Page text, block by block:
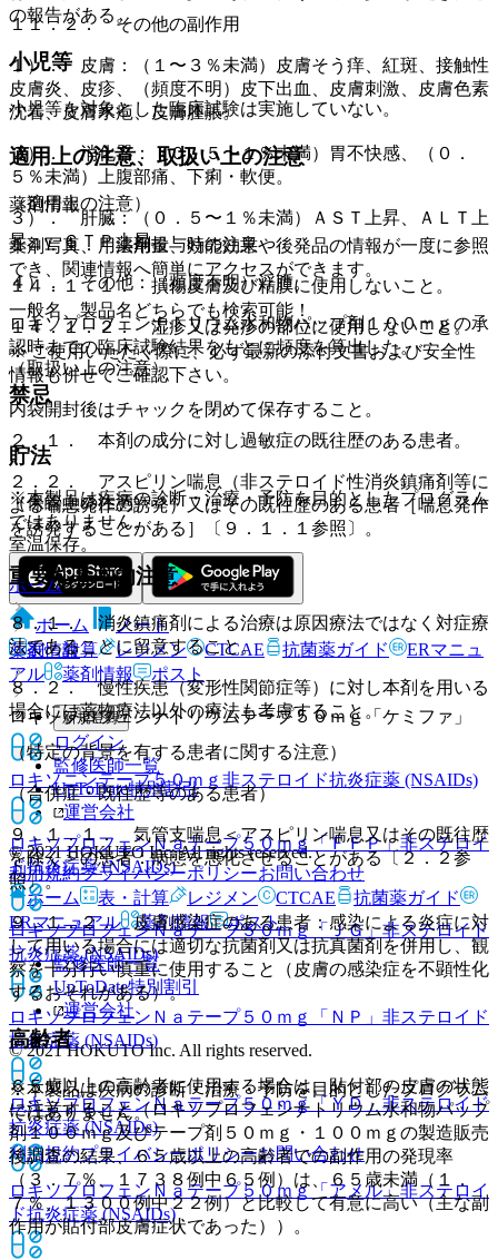
の報告がある。
小児等
小児等を対象とした臨床試験は実施していない。
適用上の注意、取扱い上の注意
（適用上の注意）
１４．１． 薬剤投与時の注意
１４．１．１． 損傷皮膚及び粘膜に使用しないこと。
１４．１．２． 湿疹又は発疹の部位に使用しないこと。
（取扱い上の注意）
内袋開封後はチャックを閉めて保存すること。
貯法
（保管上の注意）
室温保存。
ホーム
薬剤情報
ロキソプロフェンナトリウムテープ５０ｍｇ「ケミファ」
ロキソニンテープ５０ｍｇ 非ステロイド抗炎症薬 (NSAIDs)
ロキソプロフェンＮａテープ５０ｍｇ「ＦＦＰ」非ステロイ
ド抗炎症薬 (NSAIDs)
ロキソプロフェンＮａテープ５０ｍｇ「ＪＧ」非ステロイド
抗炎症薬 (NSAIDs)
ロキソプロフェンＮａテープ５０ｍｇ「ＮＰ」 非ステロイド
抗炎症薬 (NSAIDs)
ロキソプロフェンＮａテープ５０ｍｇ「ＹＤ」 非ステロイド
抗炎症薬 (NSAIDs)
ロキソプロフェンＮａテープ５０ｍｇ「アメル」非ステロイ
ド抗炎症薬 (NSAIDs)
１１．２． その他の副作用
１）． 皮膚：（１〜３％未満）皮膚そう痒、紅斑、接触性
皮膚炎、皮疹、（頻度不明）皮下出血、皮膚刺激、皮膚色素
沈着、皮膚水疱、皮膚腫脹。
２）． 消化器：（０．５〜１％未満）胃不快感、（０．
５％未満）上腹部痛、下痢・軟便。
３）． 肝臓：（０．５〜１％未満）ＡＳＴ上昇、ＡＬＴ上
昇、γ−ＧＴＰ上昇。
４）． その他：（頻度不明）浮腫。
ロキソプロフェンナトリウム水和物パップ剤１００ｍｇの承
認時までの臨床試験結果をもとに頻度を算出した。
禁忌
２．１． 本剤の成分に対し過敏症の既往歴のある患者。
２．２． アスピリン喘息（非ステロイド性消炎鎮痛剤等に
よる喘息発作の誘発）又はその既往歴のある患者［喘息発作
を誘発することがある］〔９．１．１参照〕。
重要な基本的注意
８．１． 消炎鎮痛剤による治療は原因療法ではなく対症療
法であることに留意すること。
８．２． 慢性疾患（変形性関節症等）に対し本剤を用いる
場合には薬物療法以外の療法も考慮すること。
（特定の背景を有する患者に関する注意）
（合併症・既往歴等のある患者）
９．１．１． 気管支喘息＜アスピリン喘息又はその既往歴
を除く＞の患者：病態を悪化させることがある〔２．２参
照〕。
９．１．２． 皮膚感染症のある患者：感染による炎症に対
して用いる場合には適切な抗菌剤又は抗真菌剤を併用し、観
察を十分行い慎重に使用すること（皮膚の感染症を不顕性化
するおそれがある）。
高齢者
６５歳以上の高齢者に使用する場合は、貼付部の皮膚の状態
に注意すること（ロキソプロフェンナトリウム水和物パップ
剤１００ｍｇ及びテープ剤５０ｍｇ・１００ｍｇの製造販売
後調査の結果、６５歳以上の高齢者での副作用の発現率
（３．７％、１７３８例中６５例）は、６５歳未満（１．
７％、１３００例中２２例）と比較して有意に高い（主な副
作用が貼付部皮膚症状であった））。
薬剤情報
薬剤写真、用法用量、効能効果や後発品の情報が一度に参照
でき、関連情報へ簡単にアクセスができます。
一般名、製品名どちらでも検索可能！
※ ご使用いただく際に、必ず最新の添付文書および安全性
情報も併せてご確認下さい。
※本製品は疾病の診断・治療・予防を目的としたプログラム
ではありません。
ホーム
ノート
表・計算
レジメン CTCAE 抗菌薬ガイド
ERマニュ
アル
薬剤情報 ポスト
新規登録
ログイン
監修医師一覧
UpToDate特別割引
運営会社
© 2021 HOKUTO Inc. All rights reserved.
利用規約プライバシーポリシーお問い合わせ
ホーム
表・計算 レジメン CTCAE
抗菌薬ガイド
ERマニュアル
薬剤情報 ポスト
監修医師一覧
UpToDate特別割引
運営会社
© 2021 HOKUTO Inc. All rights reserved.
※本製品は疾病の診断・治療・予防を目的としたプログラム
ではありません。
利用規約プライバシーポリシーお問い合わせ